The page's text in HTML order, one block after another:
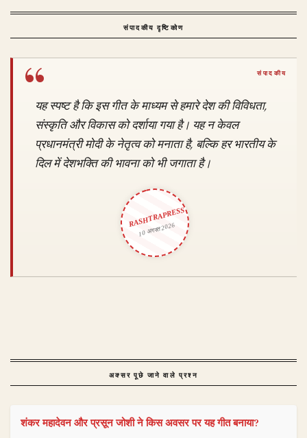
संपादकीय दृष्टिकोण
यह स्पष्ट है कि इस गीत के माध्यम से हमारे देश की विविधता,
संस्कृति और विकास को दर्शाया गया है। यह न केवल
प्रधानमंत्री मोदी के नेतृत्व को मनाता है, बल्कि हर भारतीय के
दिल में देशभक्ति की भावना को भी जगाता है।
RASHTRAPRESS
10 अगस्त 2026
अक्सर पूछे जाने वाले प्रश्न
शंकर महादेवन और प्रसून जोशी ने किस अवसर पर यह गीत बनाया?